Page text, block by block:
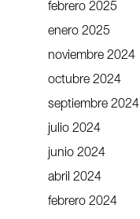
febrero 2025
enero 2025
noviembre 2024
octubre 2024
septiembre 2024
julio 2024
junio 2024
abril 2024
febrero 2024